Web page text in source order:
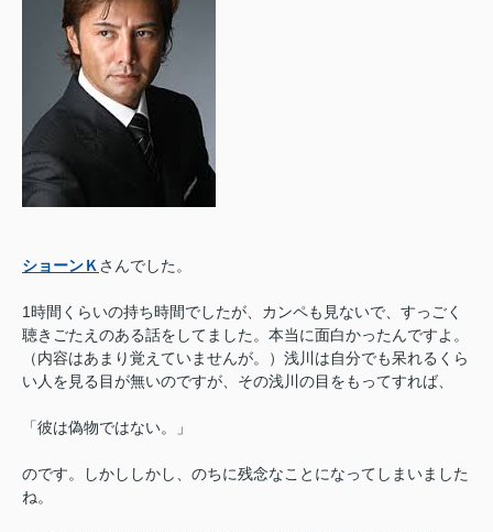
ショーンＫ さんでした。
1時間くらいの持ち時間でしたが、カンペも見ないで、すっごく
聴きごたえのある話をしてました。本当に面白かったんですよ。
（内容はあまり覚えていませんが。）浅川は自分でも呆れるくら
い人を見る目が無いのですが、その浅川の目をもってすれば、
「彼は偽物ではない。」
のです。しかししかし、のちに残念なことになってしまいました
ね。